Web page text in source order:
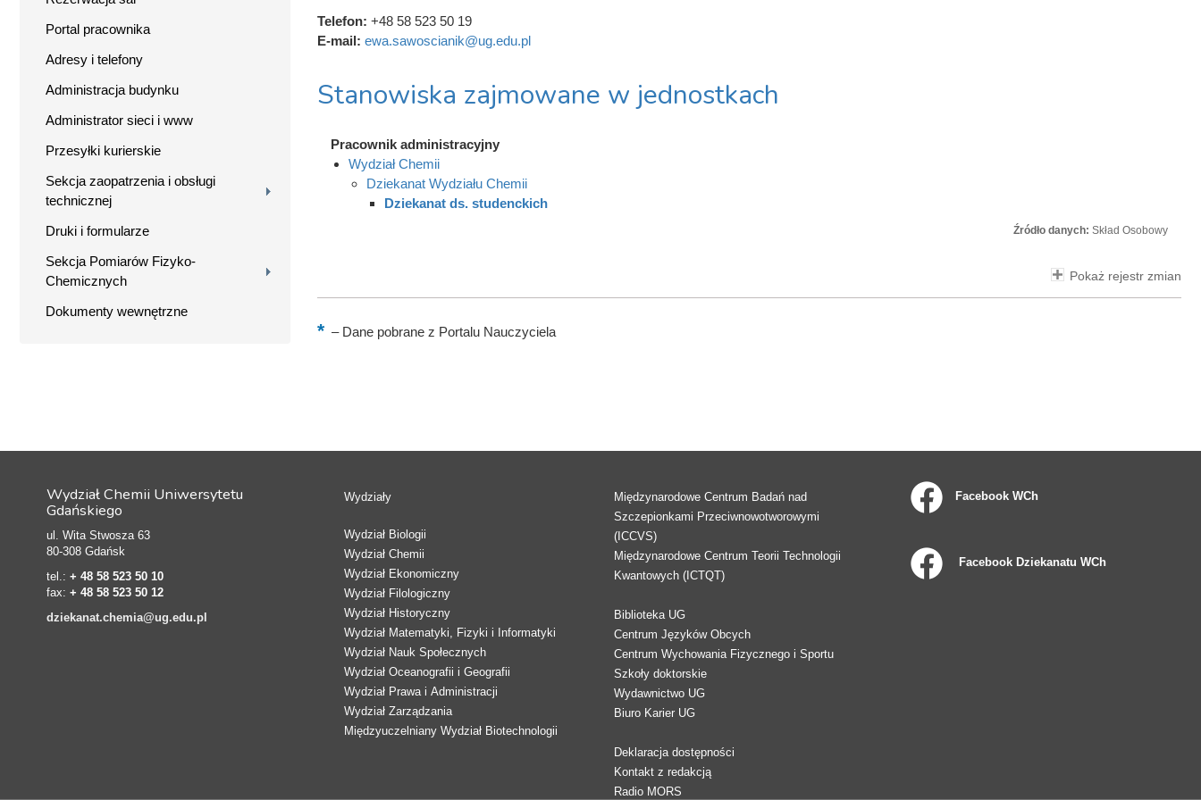
Portal pracownika
Adresy i telefony
Administracja budynku
Administrator sieci i www
Przesyłki kurierskie
Sekcja zaopatrzenia i obsługi
technicznej
Druki i formularze
Sekcja Pomiarów Fizyko-
Chemicznych
Dokumenty wewnętrzne
Telefon: +48 58 523 50 19
E-mail: ewa.sawoscianik@ug.edu.pl
Stanowiska zajmowane w jednostkach
Pracownik administracyjny
Wydział Chemii
Dziekanat Wydziału Chemii
Dziekanat ds. studenckich
Źródło danych: Skład Osobowy
Pokaż rejestr zmian
–Dane pobrane z Portalu Nauczyciela
Wydział Chemii Uniwersytetu
Gdańskiego
ul. Wita Stwosza 63
80-308 Gdańsk
tel.: + 48 58 523 50 10
fax: + 48 58 523 50 12
dziekanat.chemia@ug.edu.pl
Wydziały
Wydział Biologii
Wydział Chemii
Wydział Ekonomiczny
Wydział Filologiczny
Wydział Historyczny
Wydział Matematyki, Fizyki i Informatyki
Wydział Nauk Społecznych
Wydział Oceanografii i Geografii
Wydział Prawa i Administracji
Wydział Zarządzania
Międzyuczelniany Wydział Biotechnologii
Międzynarodowe Centrum Badań nad
Szczepionkami Przeciwnowotworowymi
(ICCVS)
Międzynarodowe Centrum Teorii Technologii
Kwantowych (ICTQT)
Biblioteka UG
Centrum Języków Obcych
Centrum Wychowania Fizycznego i Sportu
Szkoły doktorskie
Wydawnictwo UG
Biuro Karier UG
Deklaracja dostępności
Kontakt z redakcją
Radio MORS
Facebook WCh
Facebook Dziekanatu WCh